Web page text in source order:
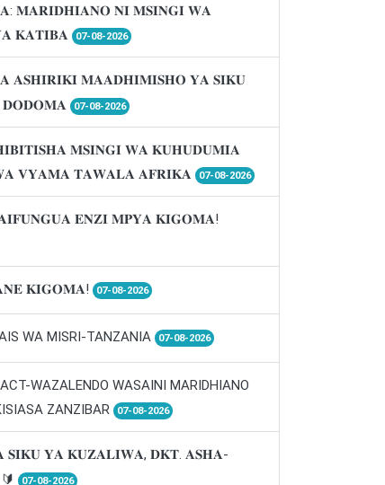
𝐌𝐀𝐑𝐈𝐃𝐇𝐈𝐀𝐍𝐎 𝐍𝐈 𝐌𝐒𝐈𝐍𝐆𝐈 𝐖𝐀
𝐊𝐀𝐓𝐈𝐁𝐀
07-08-2026
𝐀𝐒𝐇𝐈𝐑𝐈𝐊𝐈 𝐌𝐀𝐀𝐃𝐇𝐈𝐌𝐈𝐒𝐇𝐎 𝐘𝐀 𝐒𝐈𝐊𝐔
𝐃𝐎𝐃𝐎𝐌𝐀
07-08-2026
𝐌𝐒𝐈𝐍𝐆𝐈 𝐖𝐀 𝐊𝐔𝐇𝐔𝐃𝐔𝐌𝐈𝐀
𝐕𝐘𝐀𝐌𝐀 𝐓𝐀𝐖𝐀𝐋𝐀 𝐀𝐅𝐑𝐈𝐊𝐀
07-08-2026
𝐄𝐍𝐙𝐈 𝐌𝐏𝐘𝐀 𝐊𝐈𝐆𝐎𝐌𝐀!
𝐊𝐈𝐆𝐎𝐌𝐀! 07-08-2026
WA MISRI-TANZANIA 07-08-2026
WAZALENDO WASAINI MARIDHIANO
ZANZIBAR
07-08-2026
𝐒𝐈𝐊𝐔 𝐘𝐀 𝐊𝐔𝐙𝐀𝐋𝐈𝐖𝐀, 𝐃𝐊𝐓. 𝐀𝐒𝐇𝐀-
07-08-2026